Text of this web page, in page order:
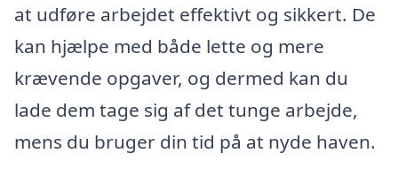
at udføre arbejdet effektivt og sikkert. De
kan hjælpe med både lette og mere
krævende opgaver, og dermed kan du
lade dem tage sig af det tunge arbejde,
mens du bruger din tid på at nyde haven.